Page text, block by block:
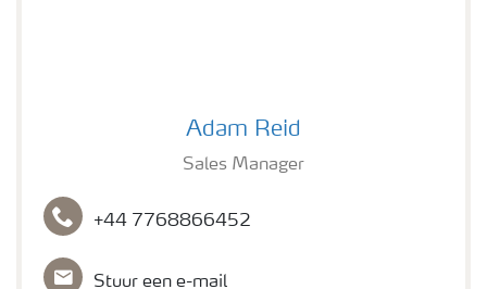
Adam Reid
Sales Manager
+44 7768866452
Stuur een e-mail